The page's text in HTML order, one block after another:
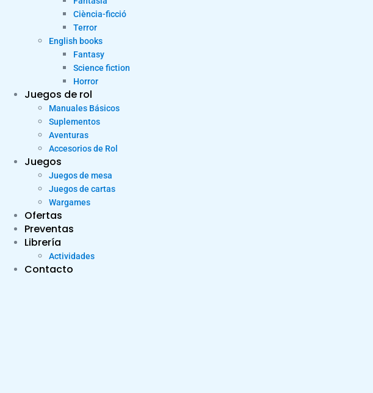
Ciència-ficció
Terror
English books
Fantasy
Science fiction
Horror
Juegos de rol
Manuales Básicos
Suplementos
Aventuras
Accesorios de Rol
Juegos
Juegos de mesa
Juegos de cartas
Wargames
Ofertas
Preventas
Librería
Actividades
Contacto